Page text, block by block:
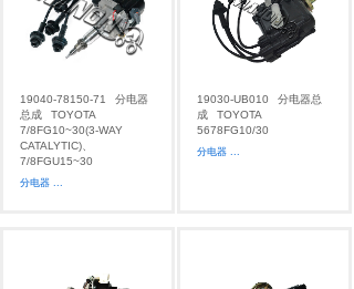
19040-78150-71
分电器
总成
TOYOTA
7/8FG10~30(3-WAY
CATALYTIC)、
7/8FGU15~30
分电器 ...
19030-UB010
分电器总
成
TOYOTA
5678FG10/30
分电器 ...